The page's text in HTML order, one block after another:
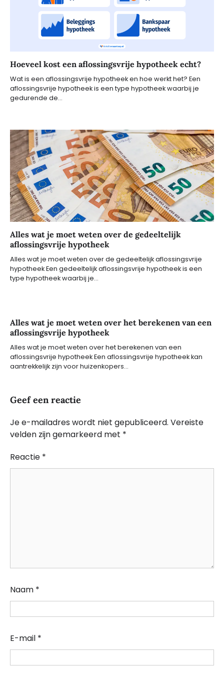
Hoeveel kost een aflossingsvrije hypotheek echt?
Wat is een aflossingsvrije hypotheek en hoe werkt het? Een
aflossingsvrije hypotheek is een type hypotheek waarbij je
gedurende de…
Alles wat je moet weten over de gedeeltelijk
aflossingsvrije hypotheek
Alles wat je moet weten over de gedeeltelijk aflossingsvrije
hypotheek Een gedeeltelijk aflossingsvrije hypotheek is een
type hypotheek waarbij je…
Alles wat je moet weten over het berekenen van een
aflossingsvrije hypotheek
Alles wat je moet weten over het berekenen van een
aflossingsvrije hypotheek Een aflossingsvrije hypotheek kan
aantrekkelijk zijn voor huizenkopers…
Geef een reactie
Je e-mailadres wordt niet gepubliceerd. Vereiste
velden zijn gemarkeerd met *
Reactie *
Naam *
E-mail *